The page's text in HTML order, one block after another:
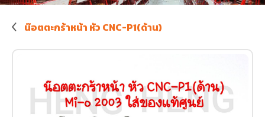
น๊อตตะกร้าหน้า หัว CNC-P1(ด้าน)